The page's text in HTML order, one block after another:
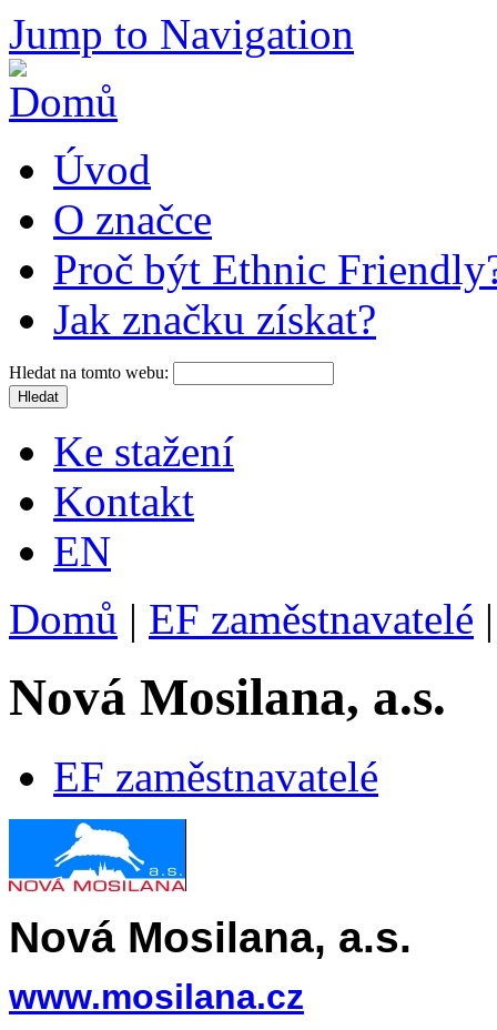
Jump to Navigation
Úvod
O značce
Proč být Ethnic
Jak značku získat?
Hledat na tomto webu:
Ke stažení
Kontakt
EN
Domů | EF zaměstnavatelé
Nová Mosilana, a.s.
EF zaměstnavatelé
Nová Mosilana, a.s.
www.mosilana.cz